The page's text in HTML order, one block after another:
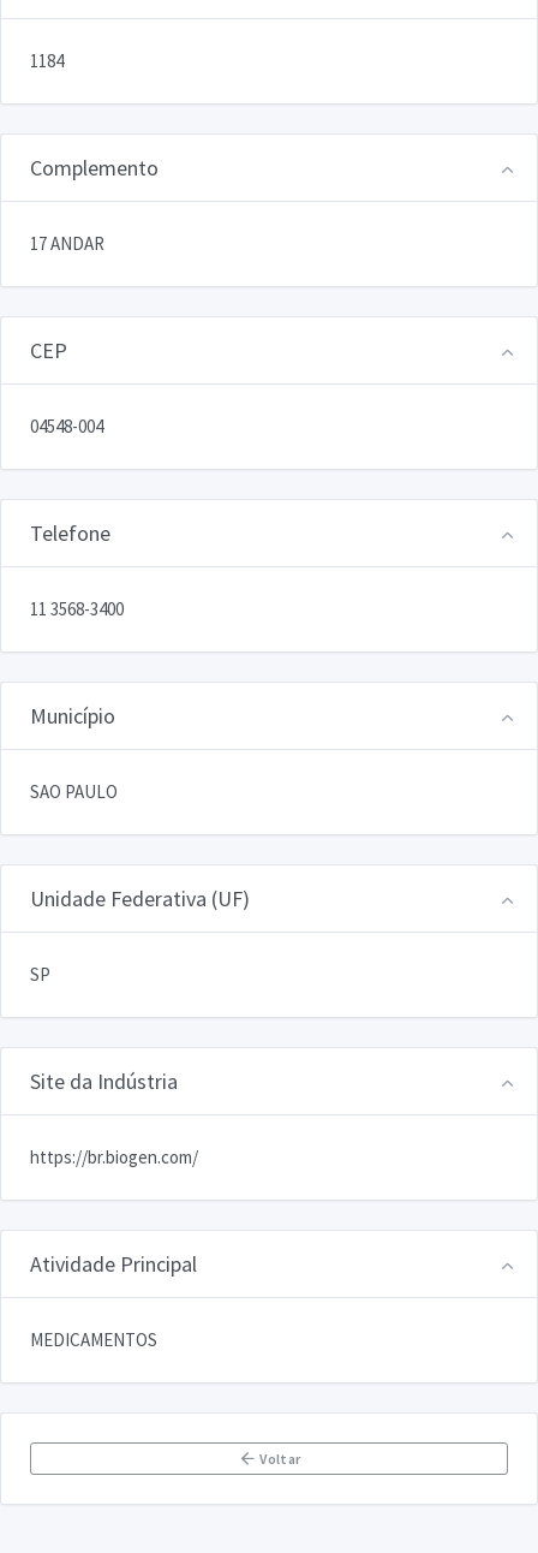
1184
Complemento
17 ANDAR
CEP
04548-004
Telefone
11 3568-3400
Município
SAO PAULO
Unidade Federativa (UF)
SP
Site da Indústria
https://br.biogen.com/
Atividade Principal
MEDICAMENTOS
Voltar